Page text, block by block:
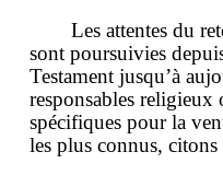
Les attentes du
sont poursuivies
Testament jusqu’à
responsables religieux
spécifiques pour la
les plus connus, citons